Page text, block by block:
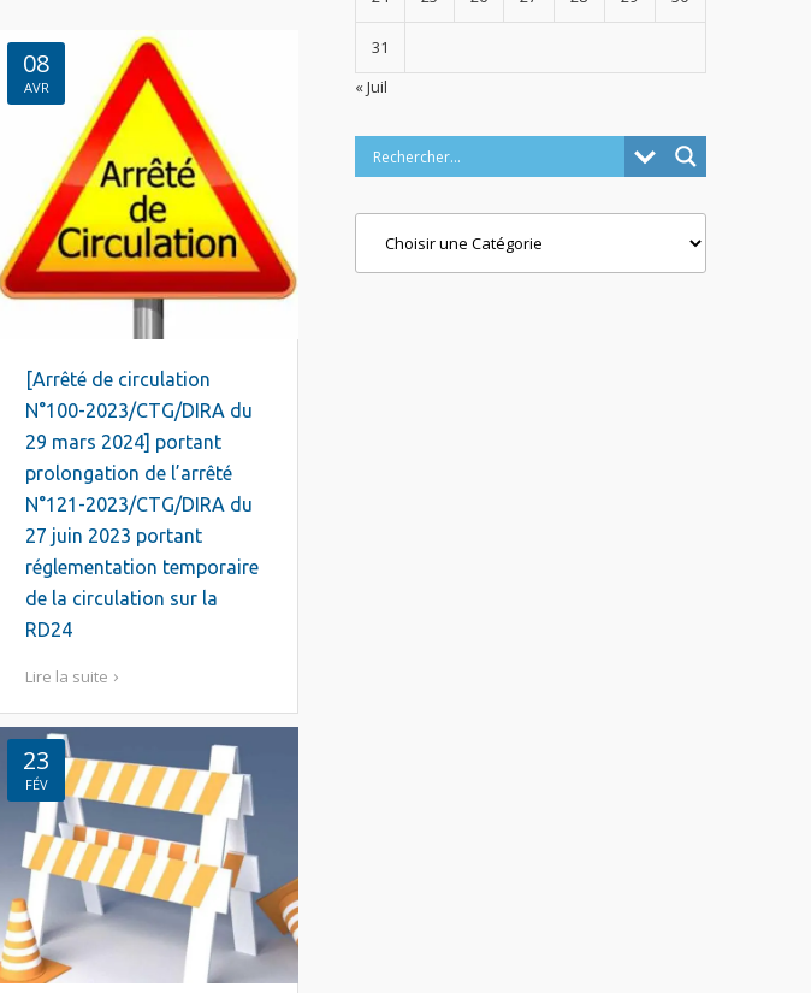
08
AVR
[Arrêté de circulation
N°100-2023/CTG/DIRA du
29 mars 2024] portant
prolongation de l’arrêté
N°121-2023/CTG/DIRA du
27 juin 2023 portant
réglementation temporaire
de la circulation sur la
RD24
Lire la suite
23
FÉV
31
« Juil